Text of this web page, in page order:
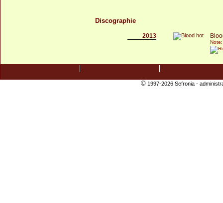
Discographie
2013
©1997-2026 Sefronia -